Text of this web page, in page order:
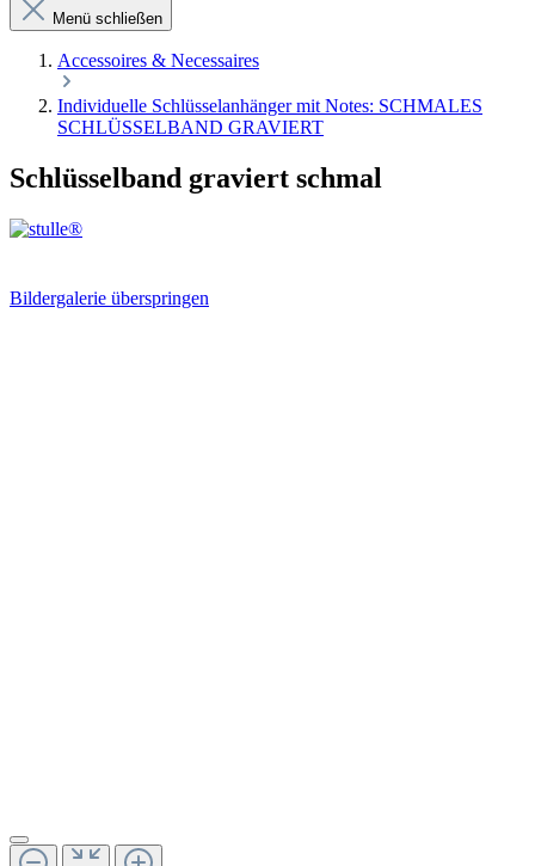
Menü schließen
Accessoires & Necessaires
Individuelle Schlüsselanhänger mit Notes: SCHMALES
SCHLÜSSELBAND GRAVIERT
Schlüsselband graviert schmal
Bildergalerie überspringen